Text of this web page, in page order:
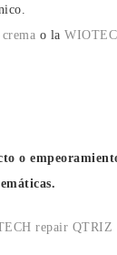
o la
o
repair QTRIZ